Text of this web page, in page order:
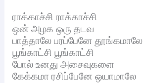
ராக்காச்சி ராக்காச்சி
ஒன் அழக ஒரு தடவ
பாத்தாலே பரப்பேனே தூங்கமாலே
பூங்காட்சி பூங்காட்சி
போல் உனது அசைவுகளை
கேக்கமா ரசிப்பேனே ஒயாமாலே